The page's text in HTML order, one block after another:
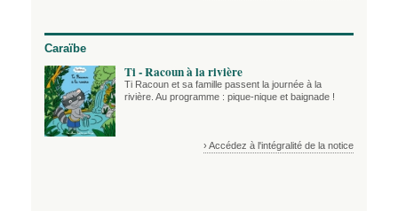
Caraïbe
Ti - Racoun à la rivière
Ti Racoun et sa famille passent la journée à la
rivière. Au programme : pique-nique et baignade !
› Accédez à l'intégralité de la notice